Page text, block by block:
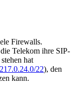
Firewalls.
Telekom ihre SIP-
hat
22), den
kann.